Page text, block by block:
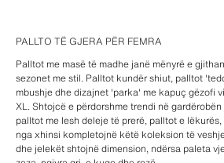
PALLTO TË GJERA PËR FEMRA
Palltot me masë të madhe janë mënyrë e
sezonet me stil. Palltot kundër shiut, palltot
mbushje dhe dizajnet 'parka' me kapuç gëzofi
XL. Shtojcë e përdorshme trendi në
palltot me lesh deleje të prerë, palltot e
nga xhinsi kompletojnë këtë koleksion të
dhe jelekët shtojnë dimension, ndërsa paleta